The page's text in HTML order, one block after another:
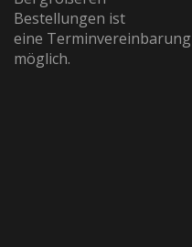
Bestellungen ist
eine Terminvereinbarung
möglich.